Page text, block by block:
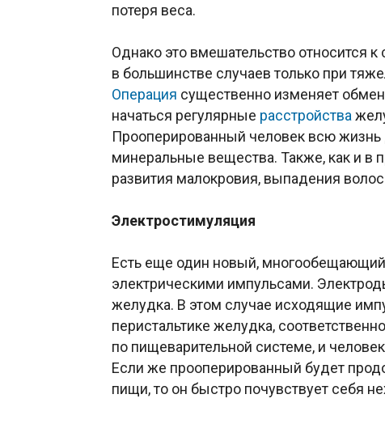
потеря веса.
Однако это вмешательство относится
в большинстве случаев только при
Операция существенно изменяет
начаться регулярные расстройства
Прооперированный человек всю
минеральные вещества. Также, как и
развития малокровия, выпадения
Электростимуляция
Есть еще один новый,
электрическими импульсами.
желудка. В этом случае исходящие
перистальтике желудка,
по пищеварительной системе, и
Если же прооперированный будет
пищи, то он быстро почувствует себя